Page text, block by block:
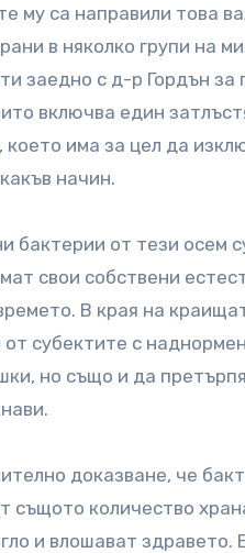
му са направили това
в няколко групи на
заедно с д-р Гордън
включва един
има за цел да
начин.
бактерии от тези осем
свои собствени
В края на
субектите с
но също и да
доказване, че
същото количество
и влошават